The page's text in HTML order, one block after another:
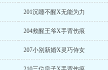
201沉睡不醒X无能为力
204救醒王爷X手背伤痕
207小别新婚X灵巧侍女